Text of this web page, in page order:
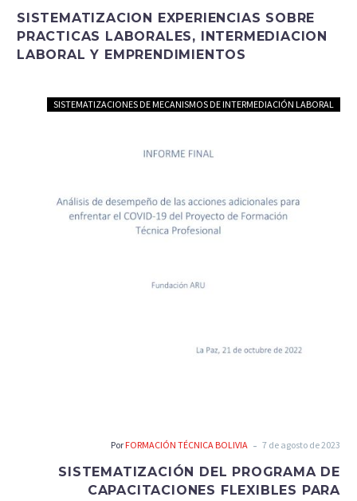
SISTEMATIZACION EXPERIENCIAS SOBRE
PRACTICAS LABORALES, INTERMEDIACION
LABORAL Y EMPRENDIMIENTOS
SISTEMATIZACIONES DE MECANISMOS DE INTERMEDIACIÓN LABORAL
Por FORMACIÓN TÉCNICA BOLIVIA - 7 de agosto de 2023
SISTEMATIZACIÓN DEL PROGRAMA DE
CAPACITACIONES FLEXIBLES PARA